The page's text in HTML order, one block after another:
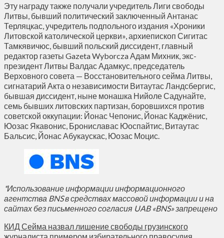
Эту награду также получали учредитель Лиги свободы
Литвы, бывший политический заключенный Антанас
Терляцкас, учредитель подпольного издания «Хроники
Литовской католической церкви», архиепископ Сигитас
Тамкявичюс, бывший польский диссидент, главный
редактор газеты Gazeta Wyborcza Адам Михник, экс-
президент Литвы Валдас Адамкус, председатель
Верховного совета — Восстановительного сейма Литвы,
сигнатарий Акта о независимости Витаутас Ландсбергис,
бывшая диссидент, ныне монашка Нийоле Садунайте,
семь бывших литовских партизан, боровшихся против
советской оккупации: Йонас Чепонис, Йонас Каджёнис,
Юозас Якавонис, Брониславас Юоспайтис, Витаутас
Бальсис, Йонас Абукаускас, Юозас Моцис.
*Использование информации информационного
агентства BNS в средствах массовой информации и на
сайтах без письменного согласия UAB «BNS» запрещено
КИД Сейма назвал лишение свободы грузинского